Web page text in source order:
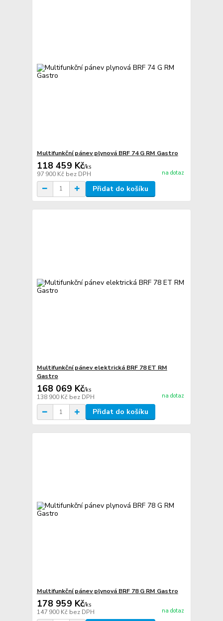
Multifunkční pánev plynová BRF 74 G RM Gastro
118 459 Kč/ks
97 900 Kč bez DPH na dotaz
Přidat do košíku
Multifunkční pánev elektrická BRF 78 ET RM
Gastro
168 069 Kč/ks
138 900 Kč bez DPH na dotaz
Přidat do košíku
Multifunkční pánev plynová BRF 78 G RM Gastro
178 959 Kč/ks
147 900 Kč bez DPH na dotaz